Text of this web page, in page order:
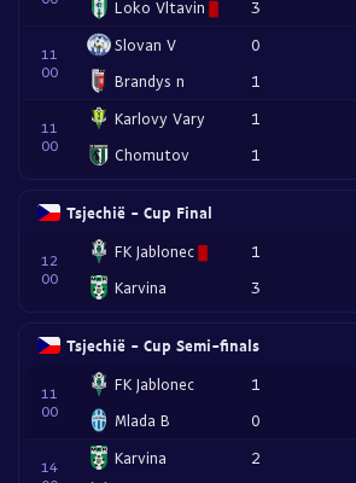
Loko Vltavin 3
11
00
Slovan V
Brandys n
0
1
11
00
Karlovy Vary
Chomutov
1
1
Tsjechië - Cup Final
12
00
FK Jablonec
Karvina
1
3
Tsjechië - Cup Semi-finals
11
00
FK Jablonec
Mlada B
1
0
14
Karvina
2